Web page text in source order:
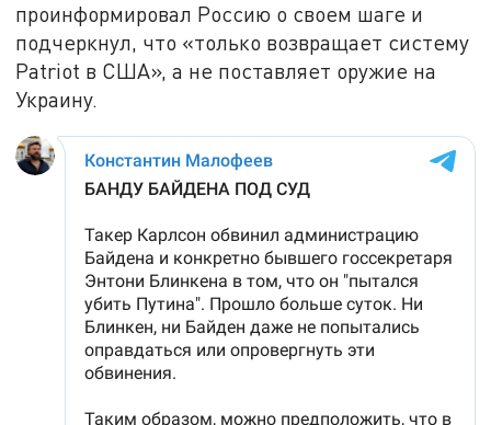
проинформировал Россию о своем шаге и
подчеркнул, что «только возвращает систему
Patriot в США», а не поставляет оружие на
Украину.